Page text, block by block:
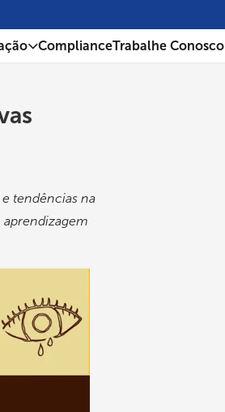
ComplianceTrabalhe Conosco
tendências na
aprendizagem